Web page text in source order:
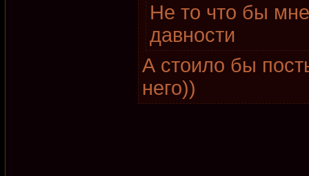
Не то что бы
давности
А стоило бы
него))